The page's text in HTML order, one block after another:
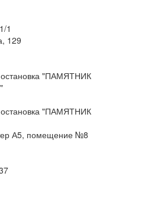
1
129
"ПАМЯТНИК
"ПАМЯТНИК
А5, помещение №8